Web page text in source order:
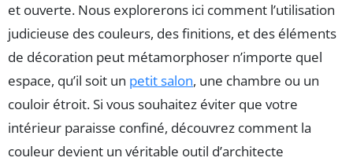
et ouverte. Nous explorerons ici comment l’utilisation
judicieuse des couleurs, des finitions, et des éléments
de décoration peut métamorphoser n’importe quel
espace, qu’il soit un petit salon, une chambre ou un
couloir étroit. Si vous souhaitez éviter que votre
intérieur paraisse confiné, découvrez comment la
couleur devient un véritable outil d’architecte